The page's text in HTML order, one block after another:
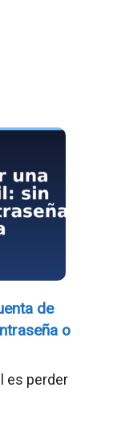
de
o
es perder